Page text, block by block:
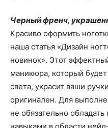
Черный френч,
Красиво оформить
наша статья «Дизайн
новинок». Этот
маникюра, который
света, украсит ваши
оригинален. Для
не обязательно